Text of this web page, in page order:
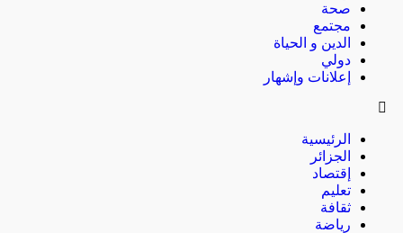
صحة
مجتمع
الدين و الحياة
دولي
إعلانات وإشهار
الرئيسية
الجزائر
إقتصاد
تعليم
ثقافة
رياضة